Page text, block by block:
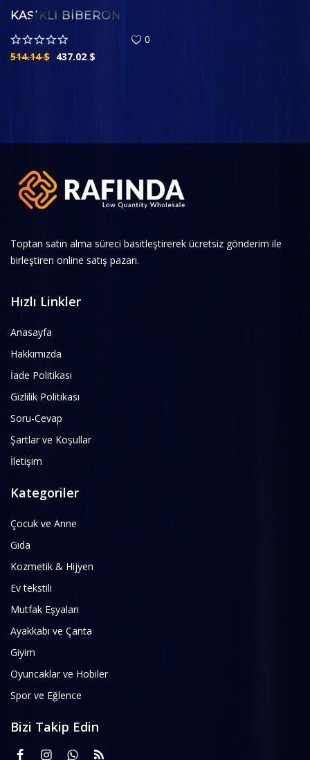
KAŞIKLI BIBERON
0
514.14$ 437.02 $
Toptan satın alma süreci basitleştirerek ücretsiz gönderim ile
birleştiren online satış pazarı.
Hızlı Linkler
Anasayfa
Hakkımızda
İade Politikası
Gizlilik Politikası
Soru-Cevap
Şartlar ve Koşullar
İletişim
Kategoriler
Çocuk ve Anne
Gıda
Kozmetik & Hijyen
Ev tekstili
Mutfak Eşyaları
Ayakkabı ve Çanta
Giyim
Oyuncaklar ve Hobiler
Spor ve Eğlence
Bizi Takip Edin